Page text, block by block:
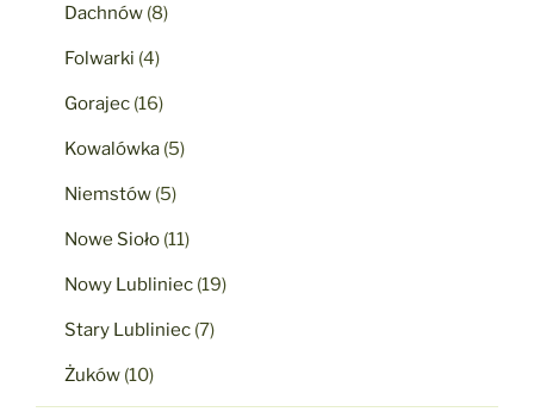
Dachnów (8)
Folwarki (4)
Gorajec (16)
Kowalówka (5)
Niemstów (5)
Nowe Sioło (11)
Nowy Lubliniec (19)
Stary Lubliniec (7)
Żuków (10)